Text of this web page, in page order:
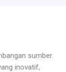
sumber
inovatif,